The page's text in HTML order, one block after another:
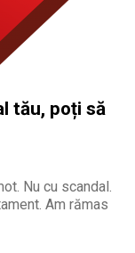
tău, poți să
Nu cu scandal.
Am rămas